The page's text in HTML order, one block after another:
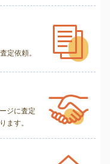
定依頼。
ジに査定
ます。